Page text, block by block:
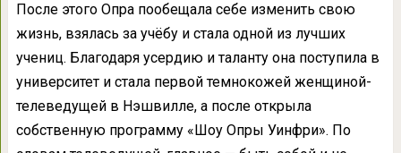
После этого Опра пообещала себе изменить свою
жизнь, взялась за учёбу и стала одной из лучших
учениц. Благодаря усердию и таланту она поступила в
университет и стала первой темнокожей женщиной-
телеведущей в Нэшвилле, а после открыла
собственную программу «Шоу Опры Уинфри». По